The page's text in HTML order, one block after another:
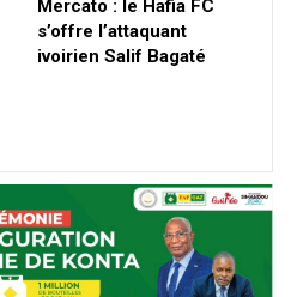
Mercato : le Hafia FC
s’offre l’attaquant
ivoirien Salif Bagaté